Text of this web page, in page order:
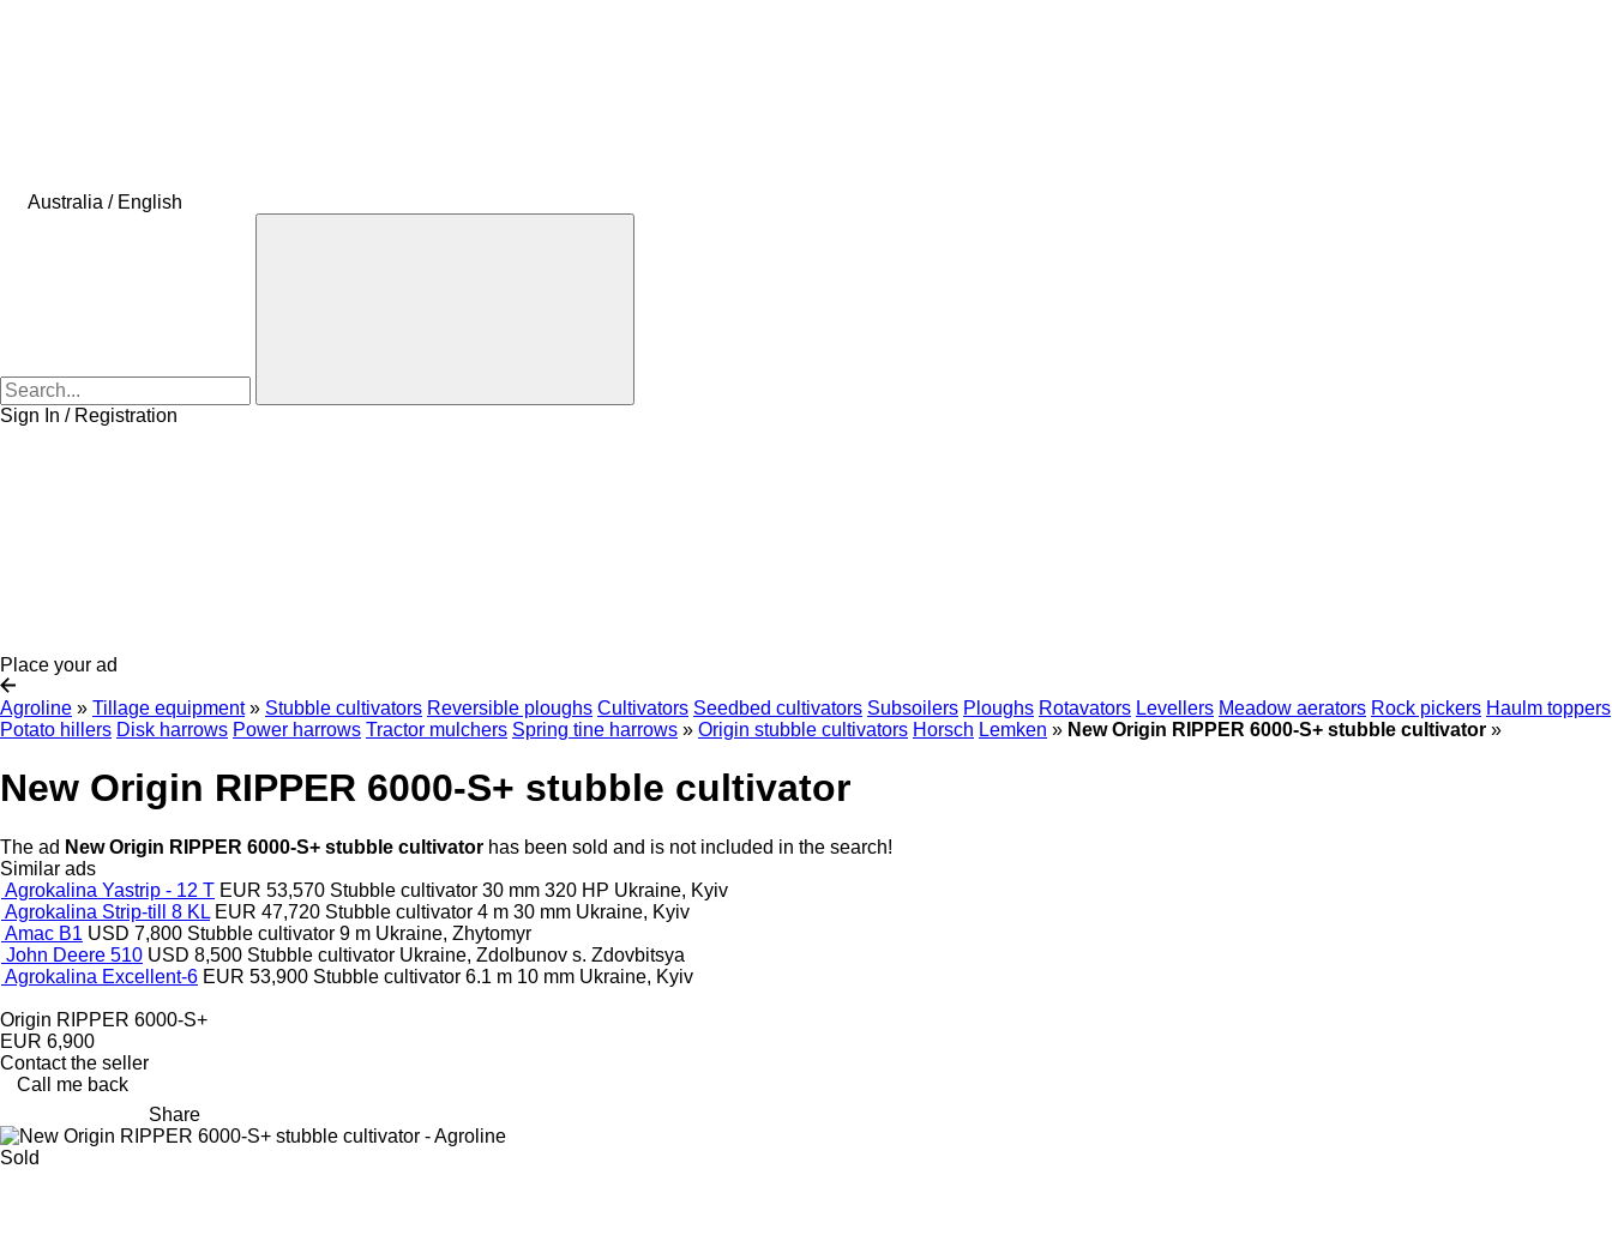
Australia / English
Sign In / Registration
Place your ad
Agroline » Tillage equipment » Stubble cultivators Reversible ploughs Cultivators Seedbed cultivators Subsoilers Ploughs Rotavators Levellers Meadow aerators Rock pickers Haulm toppers
Potato hillers Disk harrows Power harrows Tractor mulchers Spring tine harrows » Origin stubble cultivators Horsch Lemken » New Origin RIPPER 6000-S+ stubble cultivator »
New Origin RIPPER 6000-S+ stubble cultivator
The ad New Origin RIPPER 6000-S+ stubble cultivator has been sold and is not included in the search!
Similar ads
Agrokalina Yastrip - 12 T EUR 53,570 Stubble cultivator 30 mm 320 HP Ukraine, Kyiv
Agrokalina Strip-till 8 KL EUR 47,720 Stubble cultivator 4 m 30 mm Ukraine, Kyiv
Amac B1 USD 7,800 Stubble cultivator 9 m Ukraine, Zhytomyr
John Deere 510 USD 8,500 Stubble cultivator Ukraine, Zdolbunov s. Zdovbitsya
Agrokalina Excellent-6 EUR 53,900 Stubble cultivator 6.1 m 10 mm Ukraine, Kyiv
Origin RIPPER 6000-S+
EUR 6,900
Contact the seller
Call me back
Share
Sold